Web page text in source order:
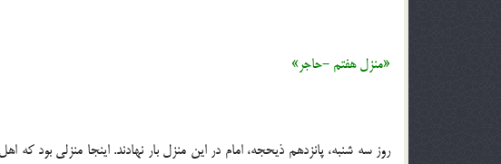
«منزل هفتم -حاجر»
روز سه شنبه، پانزدهم ذیحجه، امام در این منزل بار نهادند. اینجا منزلی بود